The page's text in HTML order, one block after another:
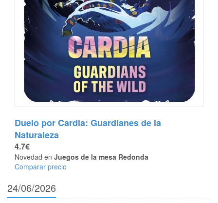
Duelo por Cardia: Guardianes de la
Naturaleza
4.7€
Novedad en Juegos de la mesa Redonda
Comparar precio
24/06/2026